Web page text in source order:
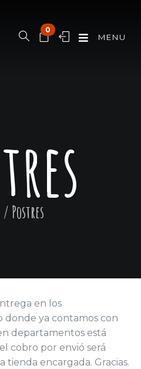
0
MENU
/ Postres
en los
ya contamos con
departamentos está
cobro por envió será
tienda encargada. Gracias.